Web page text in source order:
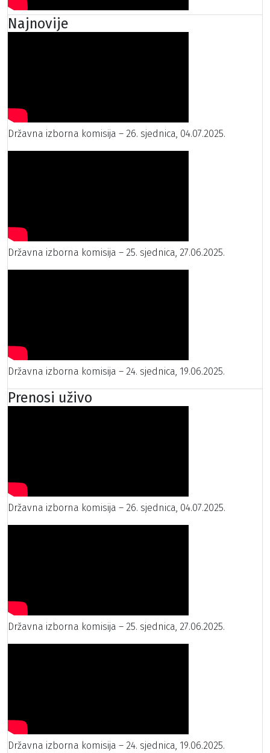
Najnovije
Državna izborna komisija – 26. sjednica, 04.07.2025.
Državna izborna komisija – 25. sjednica, 27.06.2025.
Državna izborna komisija – 24. sjednica, 19.06.2025.
Prenosi uživo
Državna izborna komisija – 26. sjednica, 04.07.2025.
Državna izborna komisija – 25. sjednica, 27.06.2025.
Državna izborna komisija – 24. sjednica, 19.06.2025.